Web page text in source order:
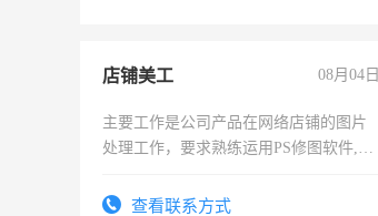
店铺美工 08月04日
主要工作是公司产品在网络店铺的图片
处理工作，要求熟练运用PS修图软件,工
查看联系方式